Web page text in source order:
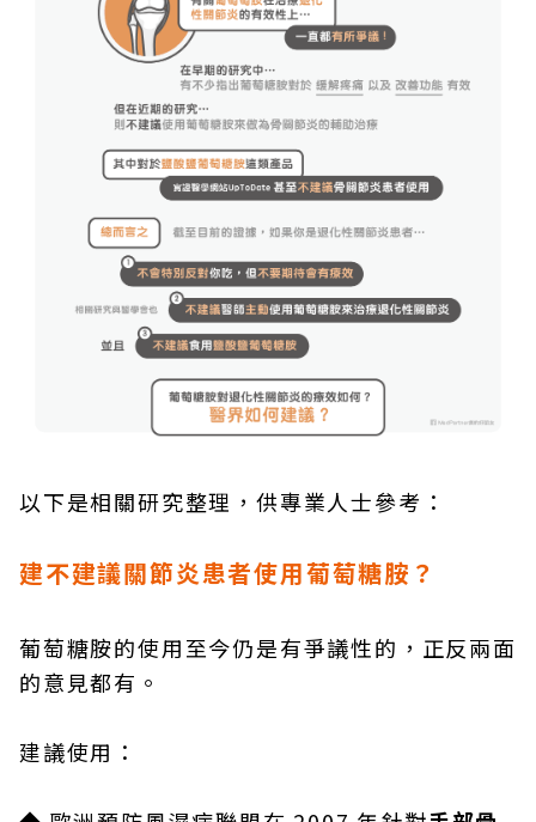
以下是相關研究整理，供專業人士參考：
建不建議關節炎患者使用葡萄糖胺？
葡萄糖胺的使用至今仍是有爭議性的，正反兩面
的意見都有。
建議使用：